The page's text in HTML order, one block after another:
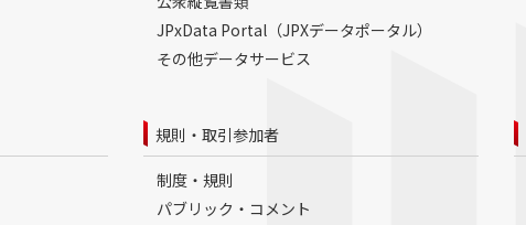
JPxData Portal（JPXデータポータル）
その他データサービス
規則・取引参加者
制度・規則
パブリック・コメント